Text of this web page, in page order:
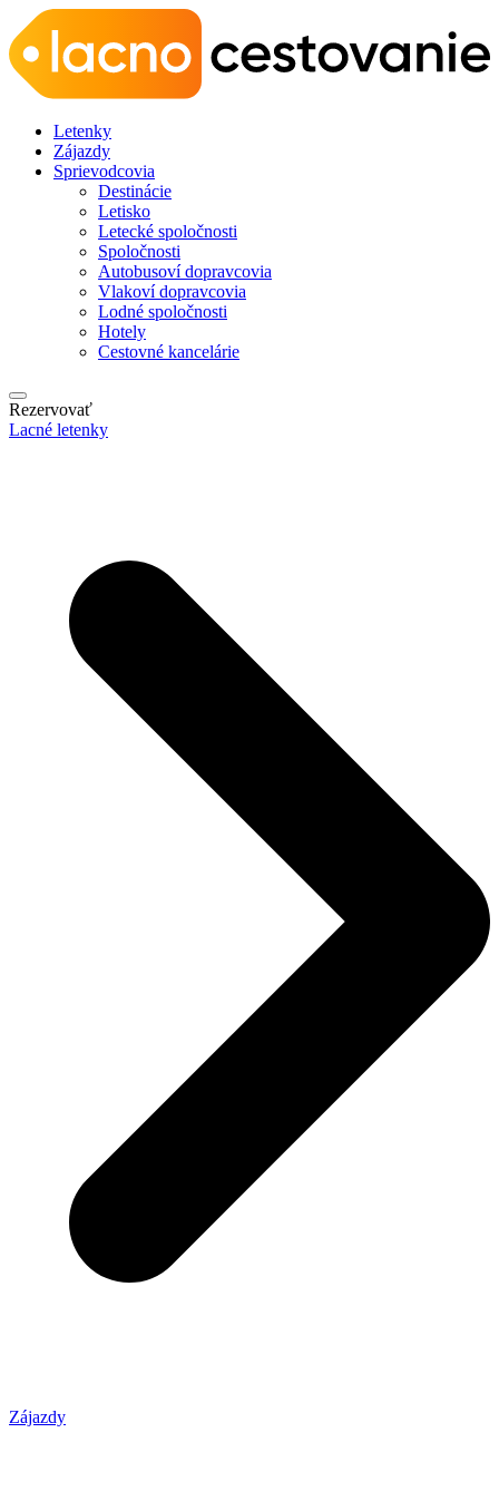
Letenky
Zájazdy
Sprievodcovia
Destinácie
Letisko
Letecké spoločnosti
Spoločnosti
Autobusoví dopravcovia
Vlakoví dopravcovia
Lodné spoločnosti
Hotely
Cestovné kancelárie
Rezervovať
Lacné letenky
Zájazdy